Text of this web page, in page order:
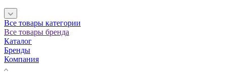
Все товары категории
Все товары бренда
Каталог
Бренды
Компания